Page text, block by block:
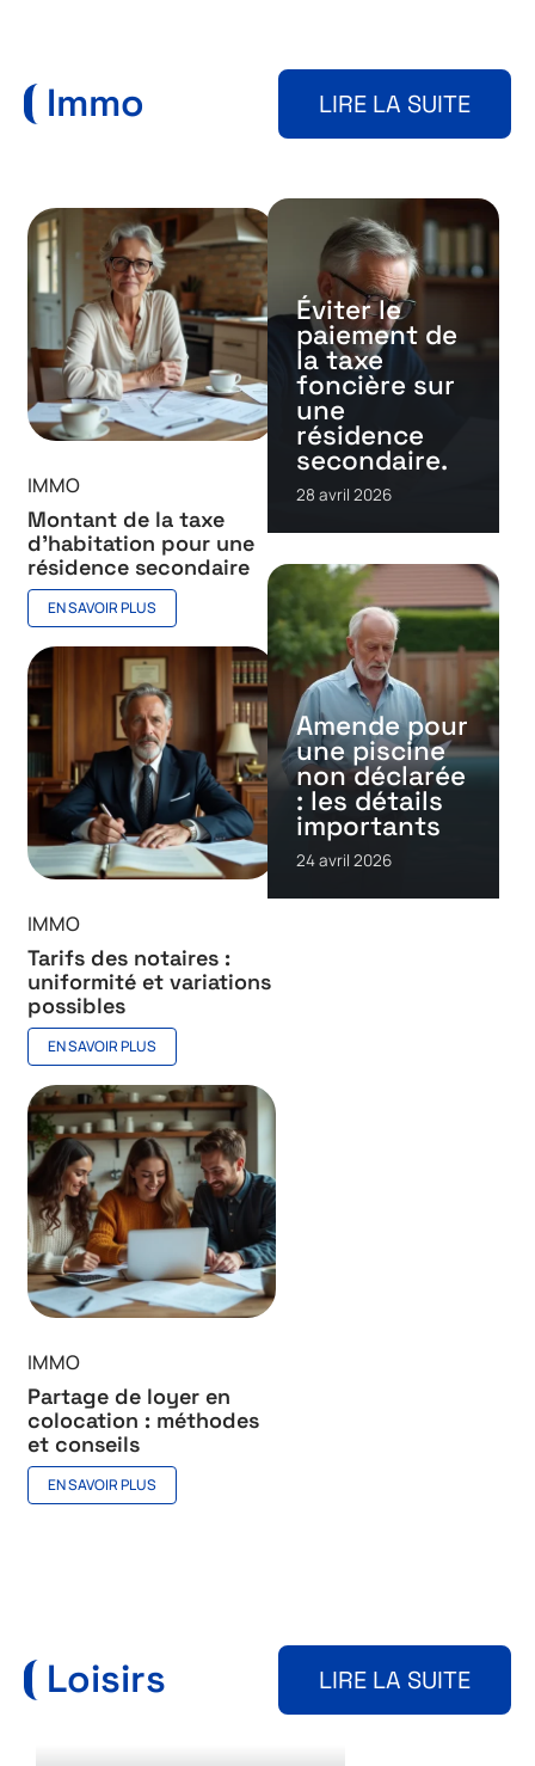
Immo LIRE LA SUITE
IMMO
Montant de la taxe
d’habitation pour une
résidence secondaire
EN SAVOIR PLUS
IMMO
Tarifs des notaires :
uniformité et variations
possibles
EN SAVOIR PLUS
IMMO
Partage de loyer en
colocation : méthodes
et conseils
EN SAVOIR PLUS
Éviter le
paiement de
la taxe
foncière sur
une
résidence
secondaire.
28 avril 2026
Amende pour
une piscine
non déclarée
: les détails
importants
24 avril 2026
Loisirs LIRE LA SUITE